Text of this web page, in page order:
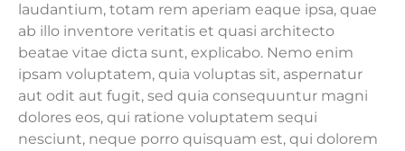
laudantium, totam rem aperiam eaque ipsa, quae
ab illo inventore veritatis et quasi architecto
beatae vitae dicta sunt, explicabo. Nemo enim
ipsam voluptatem, quia voluptas sit, aspernatur
aut odit aut fugit, sed quia consequuntur magni
dolores eos, qui ratione voluptatem sequi
nesciunt, neque porro quisquam est, qui dolorem